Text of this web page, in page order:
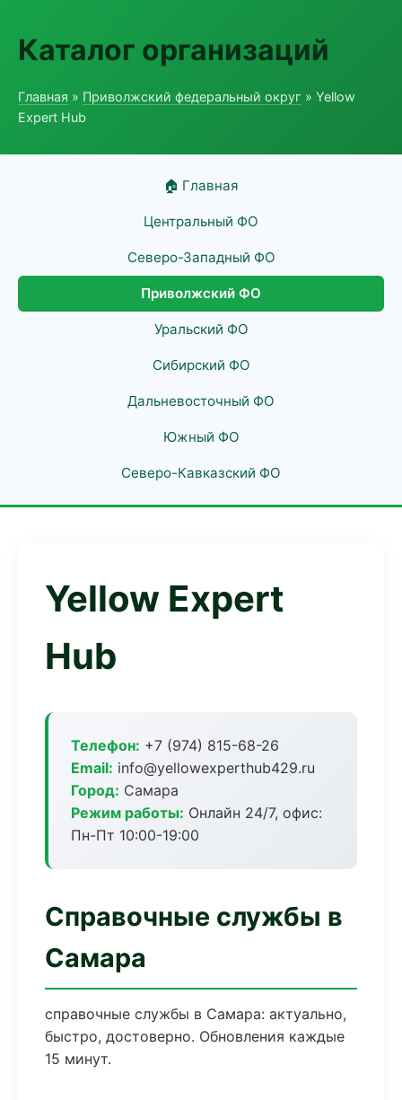
Каталог организаций
Главная » Приволжский федеральный округ » Yellow
Expert Hub
🏠 Главная
Центральный ФО
Северо-Западный ФО
Приволжский ФО
Уральский ФО
Сибирский ФО
Дальневосточный ФО
Южный ФО
Северо-Кавказский ФО
Yellow Expert
Hub
Телефон: +7 (974) 815-68-26
Email: info@yellowexperthub429.ru
Город: Самара
Режим работы: Онлайн 24/7, офис:
Пн-Пт 10:00-19:00
Справочные службы в
Самара
справочные службы в Самара: актуально,
быстро, достоверно. Обновления каждые
15 минут.